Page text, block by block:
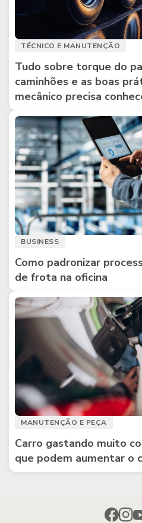
TÉCNICO E MANUTENÇÃO
Tudo sobre torque do
caminhões e as boas
mecânico precisa
BUSINESS
Como padronizar
de frota na oficina
MANUTENÇÃO E PEÇA
Carro gastando muito
que podem aumentar o